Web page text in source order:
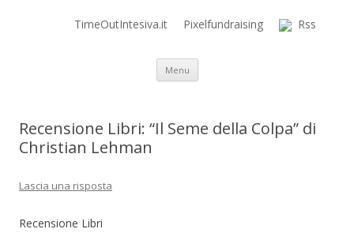
Time Out Intensiva Blog
il tempo e la memoria in terapia intensiva
TimeOutIntesiva.it Pixelfundraising Rss
Menu Vai al contenuto
Recensione Libri: “Il Seme della Colpa” di
Christian Lehman
Lascia una risposta
Recensione Libri